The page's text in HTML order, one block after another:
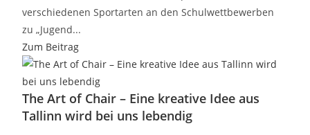
verschiedenen Sportarten an den Schulwettbewerben
zu „Jugend...
Zum Beitrag
The Art of Chair – Eine kreative Idee aus
Tallinn wird bei uns lebendig